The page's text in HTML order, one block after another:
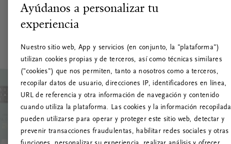
Ayúdanos a personalizar tu
experiencia
Nuestro sitio web, App y servicios (en conjunto, la "plataforma")
utilizan cookies propias y de terceros, así como técnicas similares
("cookies") que nos permiten, tanto a nosotros como a terceros,
recopilar datos de usuario, direcciones IP, identificadores en línea,
URL de referencia y otra información de navegación y contenido
cuando utiliza la plataforma. Las cookies y la información recopilada
pueden utilizarse para operar y proteger este sitio web, detectar y
prevenir transacciones fraudulentas, habilitar redes sociales y otras